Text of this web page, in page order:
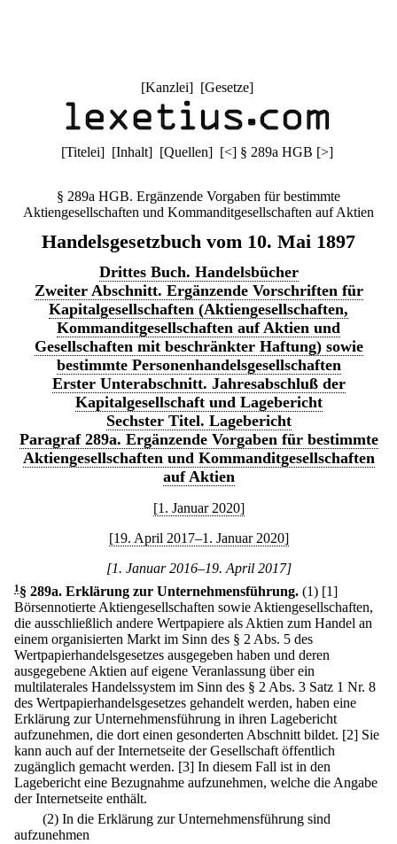
[Kanzlei] [Gesetze]
[Titelei] [Inhalt] [Quellen] [<] § 289a HGB [>]
§ 289a HGB. Ergänzende Vorgaben für bestimmte
Aktiengesellschaften und Kommanditgesellschaften auf Aktien
Handelsgesetzbuch vom 10. Mai 1897
Drittes Buch. Handelsbücher
Zweiter Abschnitt. Ergänzende Vorschriften für
Kapitalgesellschaften (Aktiengesellschaften,
Kommanditgesellschaften auf Aktien und
Gesellschaften mit beschränkter Haftung) sowie
bestimmte Personenhandelsgesellschaften
Erster Unterabschnitt. Jahresabschluß der
Kapitalgesellschaft und Lagebericht
Sechster Titel. Lagebericht
Paragraf 289a. Ergänzende Vorgaben für bestimmte
Aktiengesellschaften und Kommanditgesellschaften
auf Aktien
[1. Januar 2020]
[19. April 2017–1. Januar 2020]
[1. Januar 2016–19. April 2017]
1 § 289a. Erklärung zur Unternehmensführung. (1) [1]
Börsennotierte Aktiengesellschaften sowie Aktiengesellschaften,
die ausschließlich andere Wertpapiere als Aktien zum Handel an
einem organisierten Markt im Sinn des § 2 Abs. 5 des
Wertpapierhandelsgesetzes ausgegeben haben und deren
ausgegebene Aktien auf eigene Veranlassung über ein
multilaterales Handelssystem im Sinn des § 2 Abs. 3 Satz 1 Nr. 8
des Wertpapierhandelsgesetzes gehandelt werden, haben eine
Erklärung zur Unternehmensführung in ihren Lagebericht
aufzunehmen, die dort einen gesonderten Abschnitt bildet. [2] Sie
kann auch auf der Internetseite der Gesellschaft öffentlich
zugänglich gemacht werden. [3] In diesem Fall ist in den
Lagebericht eine Bezugnahme aufzunehmen, welche die Angabe
der Internetseite enthält.
(2) In die Erklärung zur Unternehmensführung sind
aufzunehmen